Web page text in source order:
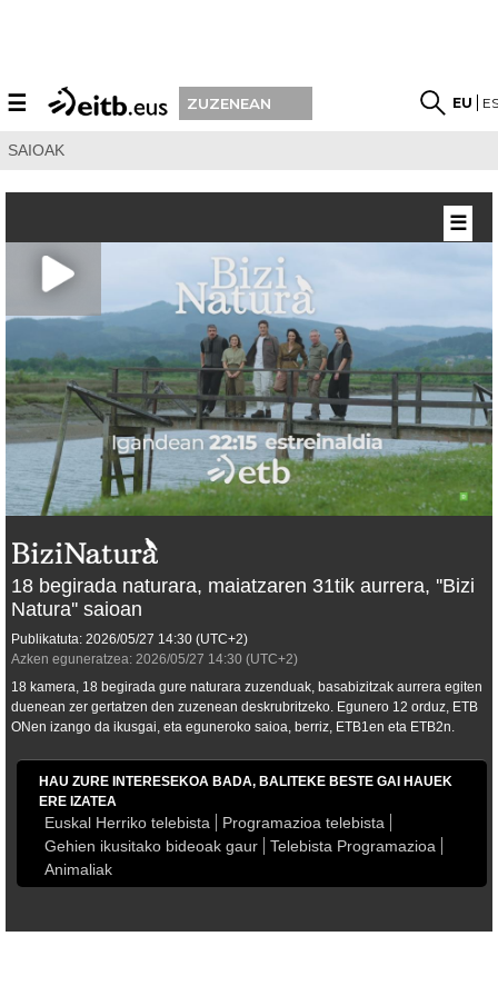
☰ ZUZENEAN EU
SAIOAK
18 begirada naturara, maiatzaren 31tik aurrera, ''Bizi
Natura'' saioan
Publikatuta: 2026/05/27 14:30 (UTC+2)
Azken eguneratzea: 2026/05/27 14:30 (UTC+2)
18 kamera, 18 begirada gure naturara zuzenduak, basabizitzak aurrera egiten
duenean zer gertatzen den zuzenean deskrubritzeko. Egunero 12 orduz, ETB
ONen izango da ikusgai, eta eguneroko saioa, berriz, ETB1en eta ETB2n.
HAU ZURE INTERESEKOA BADA, BALITEKE BESTE GAI HAUEK
ERE IZATEA
Euskal Herriko telebista
Programazioa telebista
Gehien ikusitako bideoak gaur
Telebista Programazioa
Animaliak
☰